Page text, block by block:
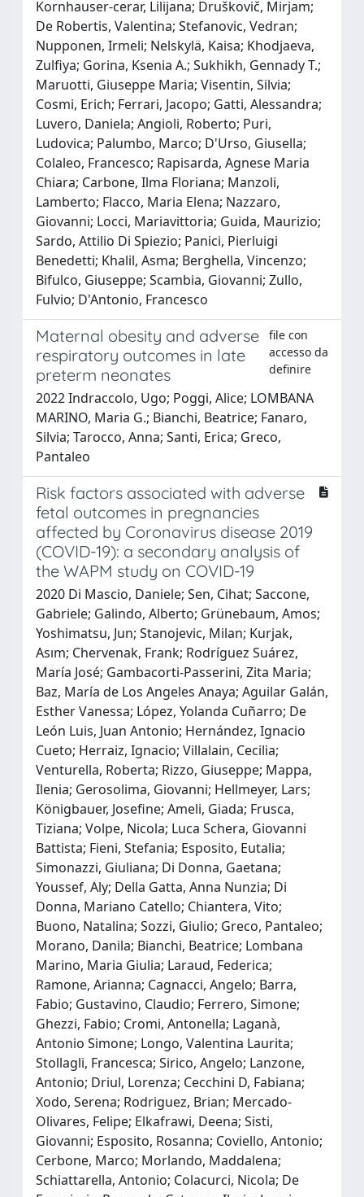
Kornhauser‐cerar, Lilijana; Druškovič, Mirjam;
De Robertis, Valentina; Stefanovic, Vedran;
Nupponen, Irmeli; Nelskylä, Kaisa; Khodjaeva,
Zulfiya; Gorina, Ksenia A.; Sukhikh, Gennady T.;
Maruotti, Giuseppe Maria; Visentin, Silvia;
Cosmi, Erich; Ferrari, Jacopo; Gatti, Alessandra;
Luvero, Daniela; Angioli, Roberto; Puri,
Ludovica; Palumbo, Marco; D'Urso, Giusella;
Colaleo, Francesco; Rapisarda, Agnese Maria
Chiara; Carbone, Ilma Floriana; Manzoli,
Lamberto; Flacco, Maria Elena; Nazzaro,
Giovanni; Locci, Mariavittoria; Guida, Maurizio;
Sardo, Attilio Di Spiezio; Panici, Pierluigi
Benedetti; Khalil, Asma; Berghella, Vincenzo;
Bifulco, Giuseppe; Scambia, Giovanni; Zullo,
Fulvio; D'Antonio, Francesco
Maternal obesity and adverse
respiratory outcomes in late
preterm neonates
file con
accesso da
definire
2022 Indraccolo, Ugo; Poggi, Alice; LOMBANA
MARINO, Maria G.; Bianchi, Beatrice; Fanaro,
Silvia; Tarocco, Anna; Santi, Erica; Greco,
Pantaleo
Risk factors associated with adverse
fetal outcomes in pregnancies
affected by Coronavirus disease 2019
(COVID-19): a secondary analysis of
the WAPM study on COVID-19
2020 Di Mascio, Daniele; Sen, Cihat; Saccone,
Gabriele; Galindo, Alberto; Grünebaum, Amos;
Yoshimatsu, Jun; Stanojevic, Milan; Kurjak,
Asım; Chervenak, Frank; Rodríguez Suárez,
María José; Gambacorti-Passerini, Zita Maria;
Baz, María de Los Angeles Anaya; Aguilar Galán,
Esther Vanessa; López, Yolanda Cuñarro; De
León Luis, Juan Antonio; Hernández, Ignacio
Cueto; Herraiz, Ignacio; Villalain, Cecilia;
Venturella, Roberta; Rizzo, Giuseppe; Mappa,
Ilenia; Gerosolima, Giovanni; Hellmeyer, Lars;
Königbauer, Josefine; Ameli, Giada; Frusca,
Tiziana; Volpe, Nicola; Luca Schera, Giovanni
Battista; Fieni, Stefania; Esposito, Eutalia;
Simonazzi, Giuliana; Di Donna, Gaetana;
Youssef, Aly; Della Gatta, Anna Nunzia; Di
Donna, Mariano Catello; Chiantera, Vito;
Buono, Natalina; Sozzi, Giulio; Greco, Pantaleo;
Morano, Danila; Bianchi, Beatrice; Lombana
Marino, Maria Giulia; Laraud, Federica;
Ramone, Arianna; Cagnacci, Angelo; Barra,
Fabio; Gustavino, Claudio; Ferrero, Simone;
Ghezzi, Fabio; Cromi, Antonella; Laganà,
Antonio Simone; Longo, Valentina Laurita;
Stollagli, Francesca; Sirico, Angelo; Lanzone,
Antonio; Driul, Lorenza; Cecchini D, Fabiana;
Xodo, Serena; Rodriguez, Brian; Mercado-
Olivares, Felipe; Elkafrawi, Deena; Sisti,
Giovanni; Esposito, Rosanna; Coviello, Antonio;
Cerbone, Marco; Morlando, Maddalena;
Schiattarella, Antonio; Colacurci, Nicola; De